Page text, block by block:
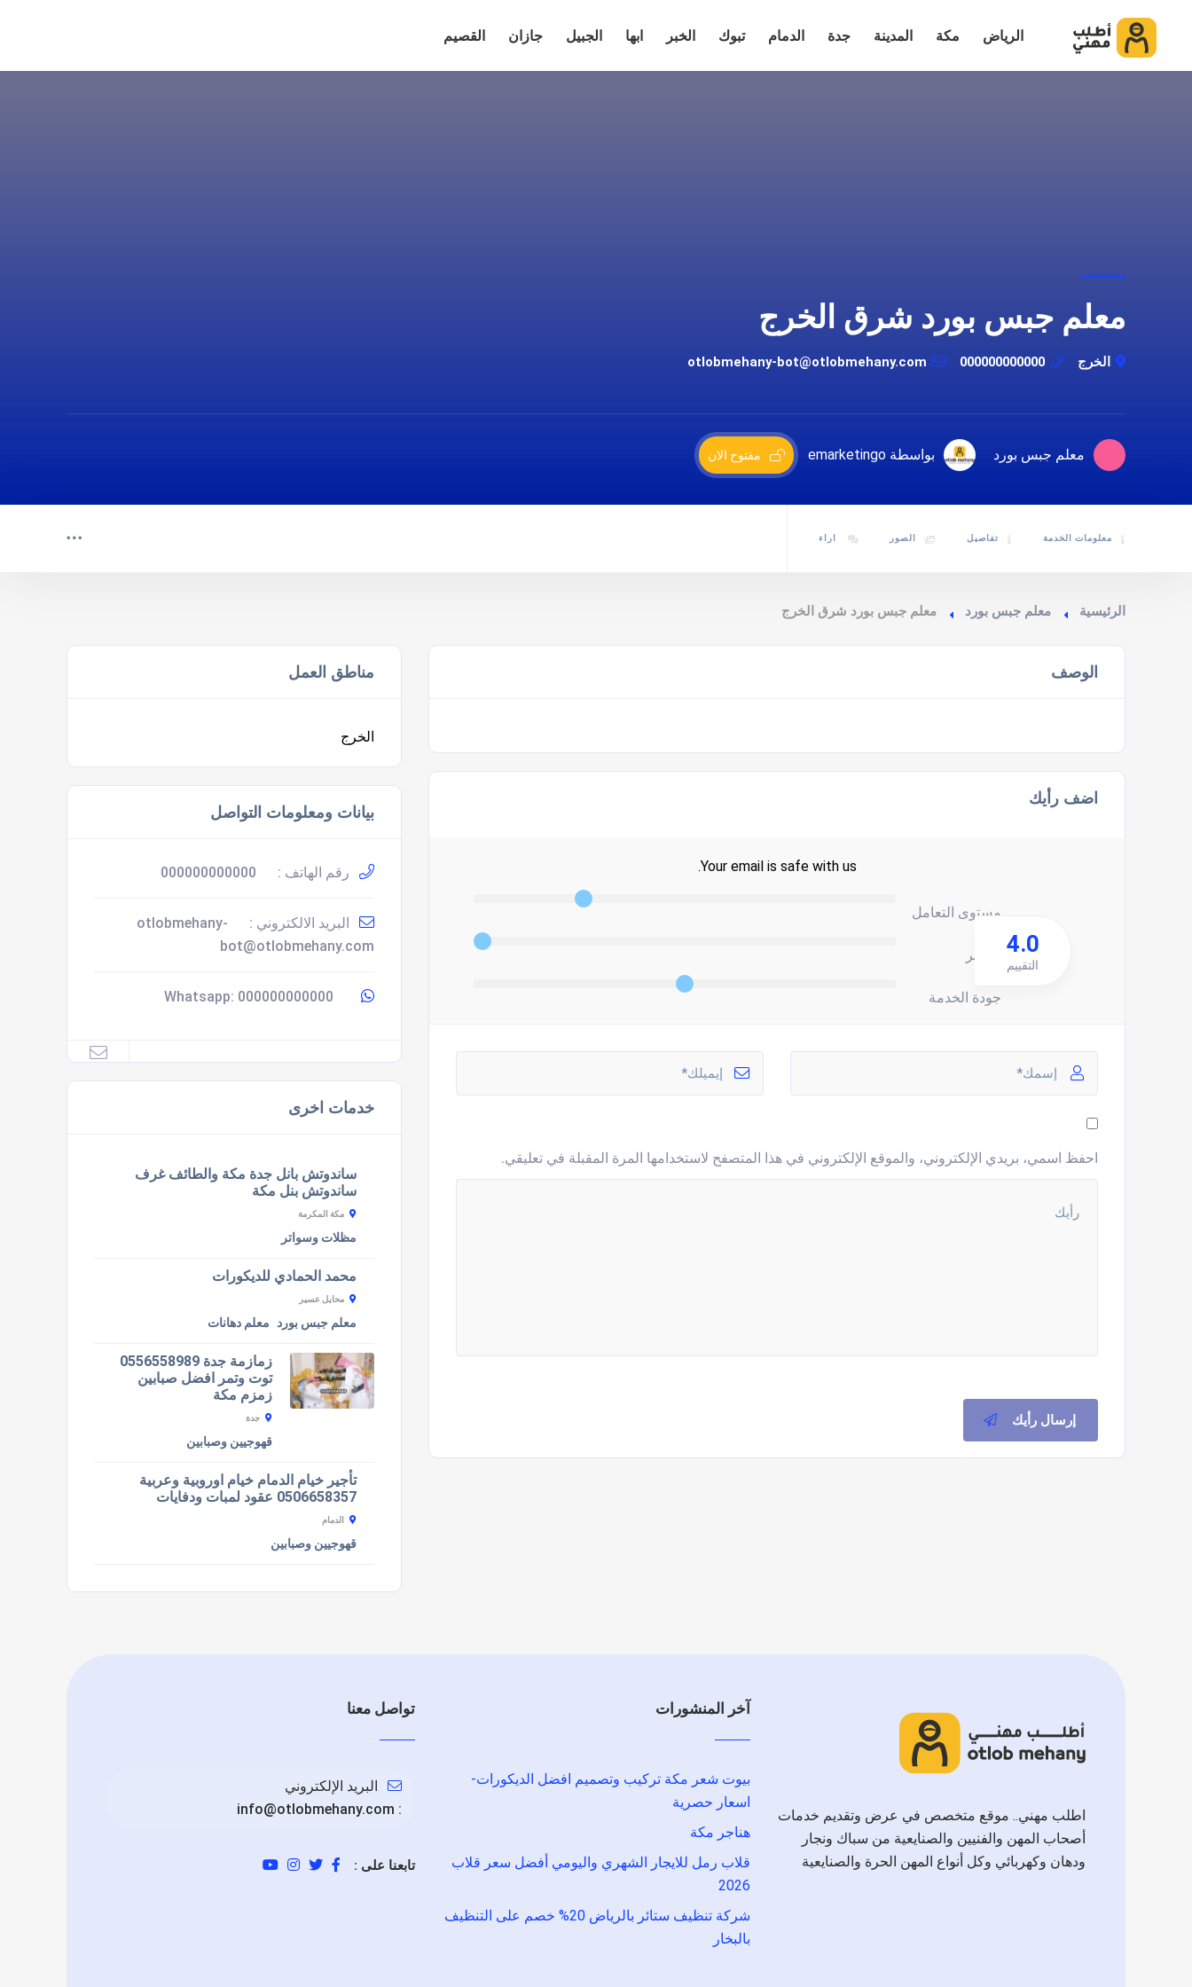
الرياض مكة المدينة جدة الدمام تبوك الخبر ابها الجبيل جازان القصيم
معلم جبس بورد شرق الخرج
الخرج 000000000000
otlobmehany-bot@otlobmehany.com
معلم جبس بورد بواسطة emarketingo مفتوح الان
معلومات الخدمة تفاصيل الصور اراء
الرئيسية معلم جبس بورد معلم جبس بورد شرق الخرج
الوصف
اضف رأيك
Your email is safe with us.
مستوى التعامل
السعر
جودة الخدمة
4.0
التقييم
احفظ اسمي، بريدي الإلكتروني، والموقع الإلكتروني في هذا المتصفح لاستخدامها المرة المقبلة في تعليقي.
إرسال رأيك
مناطق العمل
الخرج
بيانات ومعلومات التواصل
رقم الهاتف : 000000000000
البريد الالكتروني :
otlobmehany-
bot@otlobmehany.com
000000000000
خدمات اخرى
ساندوتش بانل جدة مكة والطائف غرف
ساندوتش بنل مكة
مكة المكرمة
مظلات وسواتر
محمد الحمادي للديكورات
محايل عسير
معلم جبس بورد معلم دهانات
زمازمة جدة 0556558989
توت وتمر افضل صبابين
زمزم مكة
جدة
قهوجيين وصبابين
تأجير خيام الدمام خيام اوروبية وعربية
0506658357 عقود لمبات ودفايات
الدمام
قهوجيين وصبابين
اطلب مهني.. موقع متخصص في عرض وتقديم خدمات
أصحاب المهن والفنيين والصنايعية من سباك ونجار
ودهان وكهربائي وكل أنواع المهن الحرة والصنايعية
آخر المنشورات
بيوت شعر مكة تركيب وتصميم افضل الديكورات-
اسعار حصرية
هناجر مكة
قلاب رمل للايجار الشهري واليومي أفضل سعر قلاب
2026
شركة تنظيف ستائر بالرياض 20% خصم على التنظيف
بالبخار
تواصل معنا
البريد الإلكتروني
:
info@otlobmehany.com
تابعنا على :